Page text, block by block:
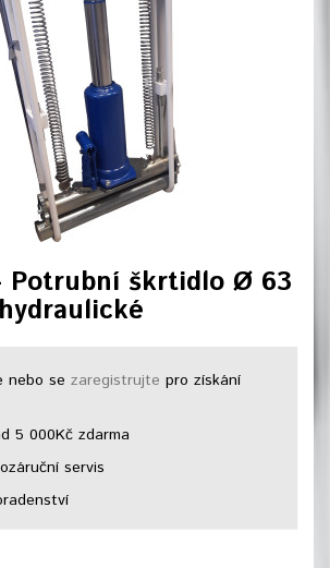
Potrubní škrtidlo Ø 63
nebo se zaregistrujte pro získání
5 000Kč zdarma
servis